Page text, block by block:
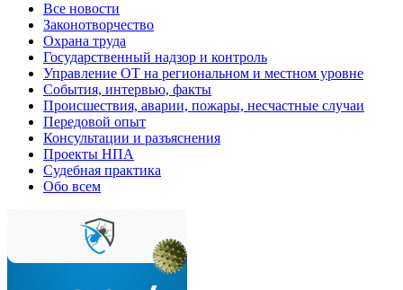
Все новости
Законотворчество
Охрана труда
Государственный надзор и контроль
Управление ОТ на региональном и местном уровне
События, интервью, факты
Происшествия, аварии, пожары, несчастные случаи
Передовой опыт
Консультации и разъяснения
Проекты НПА
Судебная практика
Обо всем